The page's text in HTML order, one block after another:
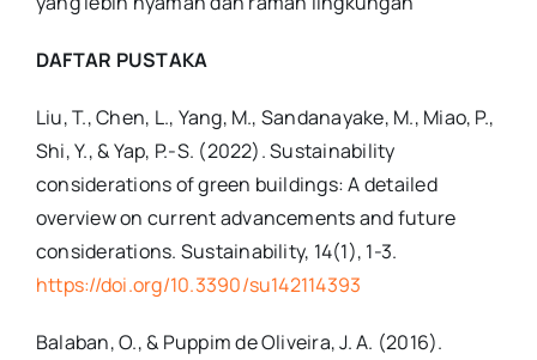
DAFTAR PUSTAKA
Liu, T., Chen, L., Yang, M., Sandanayake, M., Miao, P.,
Shi, Y., & Yap, P.-S. (2022). Sustainability
considerations of green buildings: A detailed
overview on current advancements and future
considerations. Sustainability, 14(1), 1-3.
https://doi.org/10.3390/su142114393
Balaban, O., & Puppim de Oliveira, J. A. (2016).